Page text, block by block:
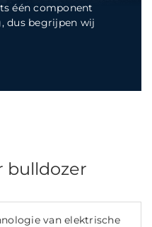
één component
dus begrijpen wij
bulldozer
van elektrische